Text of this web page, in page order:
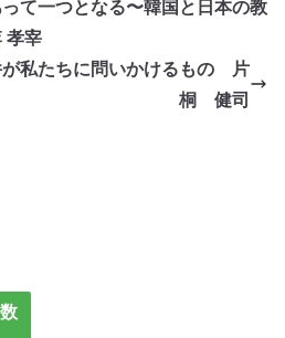
て一つとなる〜韓国と日本の教
孝宰
私たちに問いかけるもの 片
桐 健司